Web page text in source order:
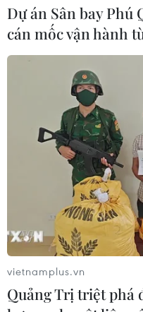
Dự án Sân bay Phú
cán mốc vận hành
vietnamplus.vn
Quảng Trị triệt phá